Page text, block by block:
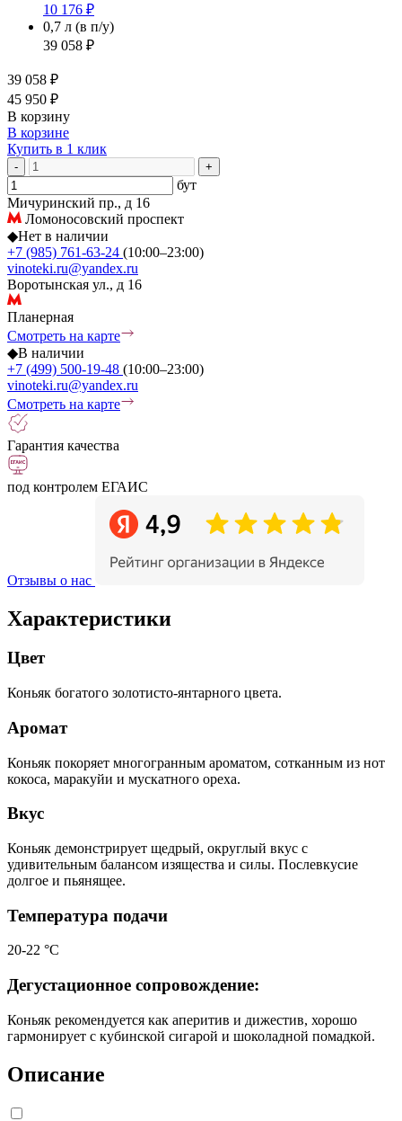
10 176 ₽
0,7 л (в п/у)
39 058 ₽
39 058 ₽
45 950 ₽
В корзину
В корзине
Купить в 1 клик
- +
бут
Мичуринский пр., д 16
Ломоносовский проспект
◆Нет в наличии
+7 (985) 761-63-24 (10:00–23:00)
vinoteki.ru@yandex.ru
Воротынская ул., д 16
Планерная
Смотреть на карте
◆В наличии
+7 (499) 500-19-48 (10:00–23:00)
vinoteki.ru@yandex.ru
Смотреть на карте
Гарантия качества
под контролем ЕГАИС
Отзывы о нас
Характеристики
Цвет
Коньяк богатого золотисто-янтарного цвета.
Аромат
Коньяк покоряет многогранным ароматом, сотканным из нот
кокоса, маракуйи и мускатного ореха.
Вкус
Коньяк демонстрирует щедрый, округлый вкус с
удивительным балансом изящества и силы. Послевкусие
долгое и пьянящее.
Температура подачи
20-22 °С
Дегустационное сопровождение:
Коньяк рекомендуется как аперитив и дижестив, хорошо
гармонирует с кубинской сигарой и шоколадной помадкой.
Описание